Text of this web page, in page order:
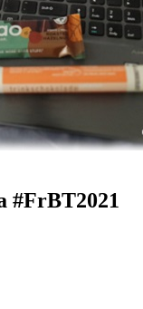
#FrBT2021